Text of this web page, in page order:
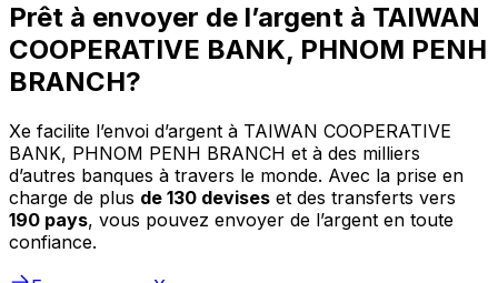
Prêt à envoyer de l’argent à TAIWAN
COOPERATIVE BANK, PHNOM PENH
BRANCH?
Xe facilite l’envoi d’argent à TAIWAN COOPERATIVE
BANK, PHNOM PENH BRANCH et à des milliers
d’autres banques à travers le monde. Avec la prise en
charge de plus de 130 devises et des transferts vers
190 pays, vous pouvez envoyer de l’argent en toute
confiance.